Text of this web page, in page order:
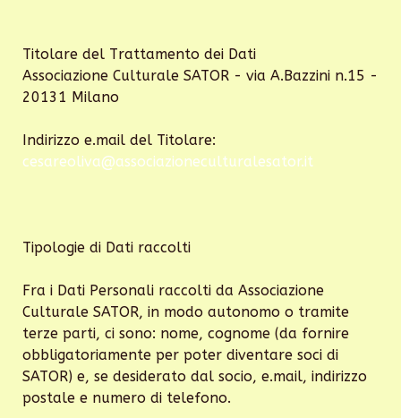
Titolare del Trattamento dei Dati
Associazione Culturale SATOR - via A.Bazzini n.15 -
20131 Milano
Indirizzo e.mail del Titolare:
cesareoliva@associazioneculturalesator.it
Tipologie di Dati raccolti
Fra i Dati Personali raccolti da Associazione
Culturale SATOR, in modo autonomo o tramite
terze parti, ci sono: nome, cognome (da fornire
obbligatoriamente per poter diventare soci di
SATOR) e, se desiderato dal socio, e.mail, indirizzo
postale e numero di telefono.